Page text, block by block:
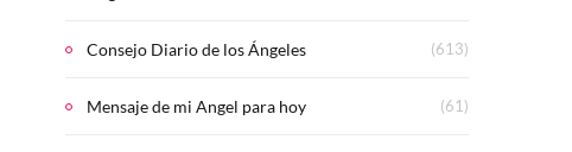
Consejo Diario de los Ángeles (613)
Mensaje de mi Angel para hoy (61)